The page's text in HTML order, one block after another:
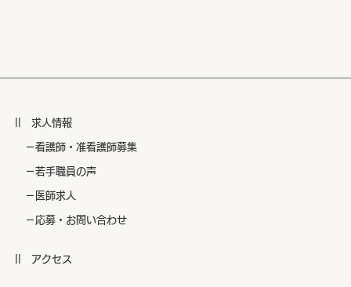
|| 求人情報
​ －看護師・准看護師募集
​ －若手職員の声
​ －医師求人
​ －応募・お問い合わせ
|| アクセス